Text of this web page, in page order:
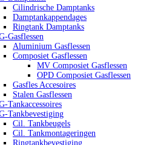
Cilindrische Damptanks
Damptankappendages
Ringtank Damptanks
Gasflessen
Aluminium Gasflessen
Composiet Gasflessen
MV Composiet Gasflessen
OPD Composiet Gasflessen
Gasfles Accesoires
Stalen Gasflessen
Tankaccessoires
Tankbevestiging
Cil. Tankbeugels
Cil. Tankmontageringen
Ringtankbevestiging